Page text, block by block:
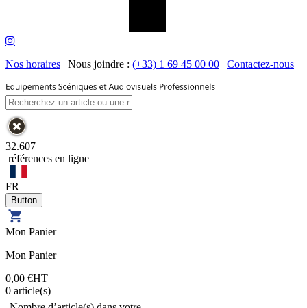
Nos horaires | Nous joindre : (+33) 1 69 45 00 00 | Contactez-nous
32.607
références en ligne
FR
Mon Panier
Mon Panier
0,00 €HT
0 article(s)